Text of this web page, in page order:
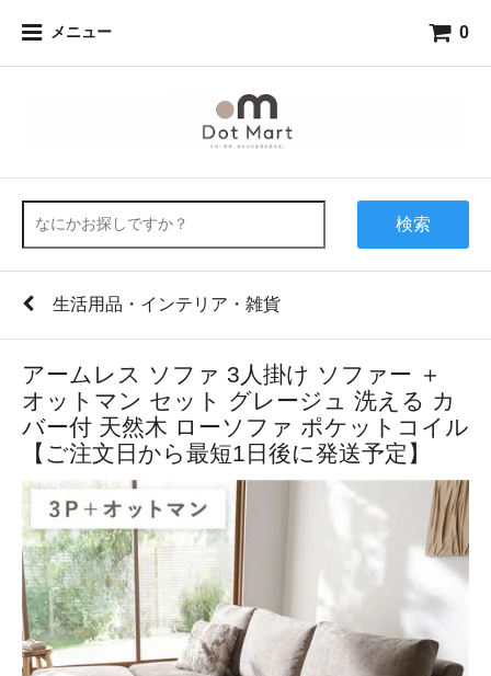
メニュー 0
検索
生活用品・インテリア・雑貨
アームレス ソファ 3人掛け ソファー ＋
オットマン セット グレージュ 洗える カ
バー付 天然木 ローソファ ポケットコイル
【ご注文日から最短1日後に発送予定】